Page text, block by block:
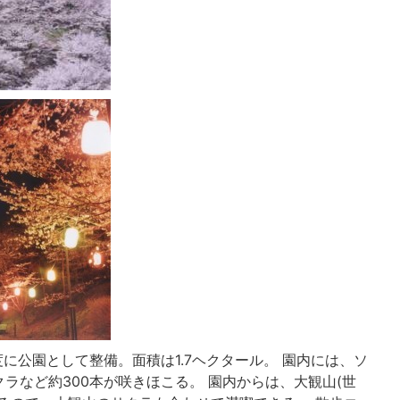
公園として整備。面積は1.7ヘクタール。 園内には、ソ
など約300本が咲きほこる。 園内からは、大観山(世